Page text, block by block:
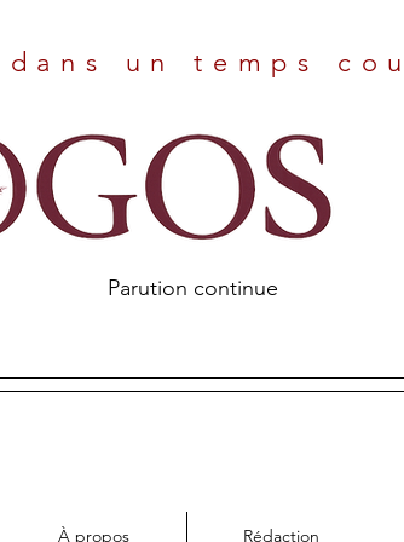
un temps
Parution continue
À propos Rédaction